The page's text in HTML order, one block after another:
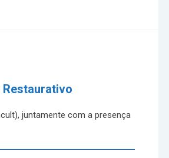
Restaurativo
juntamente com a presença